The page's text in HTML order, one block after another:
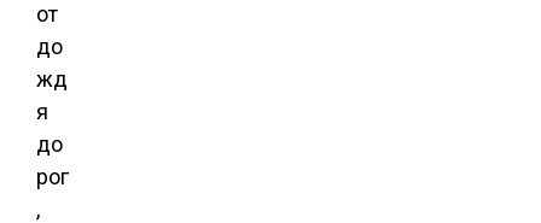
от
до
жд
я
до
рог
,